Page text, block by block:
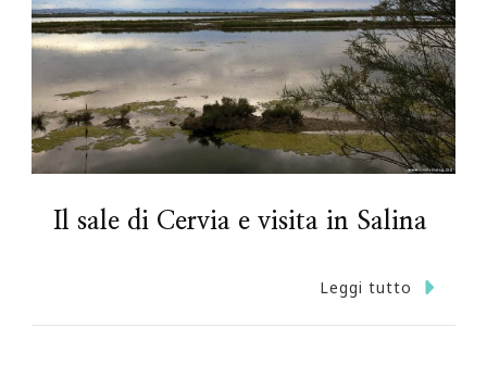
Il sale di Cervia e visita in Salina
Leggi tutto